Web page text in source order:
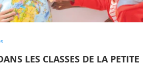
LES CLASSES DE LA PETITE